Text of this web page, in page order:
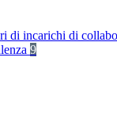
di incarichi di
9